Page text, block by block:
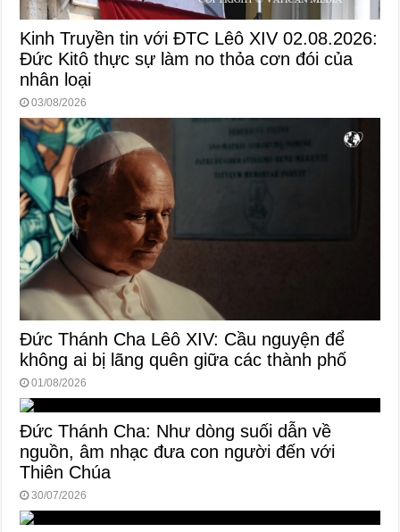
Kinh Truyền tin với ĐTC Lêô XIV 02.08.2026:
Đức Kitô thực sự làm no thỏa cơn đói của
nhân loại
03/08/2026
Đức Thánh Cha Lêô XIV: Cầu nguyện để
không ai bị lãng quên giữa các thành phố
01/08/2026
Đức Thánh Cha: Như dòng suối dẫn về
nguồn, âm nhạc đưa con người đến với
Thiên Chúa
30/07/2026